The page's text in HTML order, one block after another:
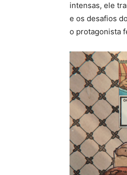
intensas, ele
e os desafios
o protagonista